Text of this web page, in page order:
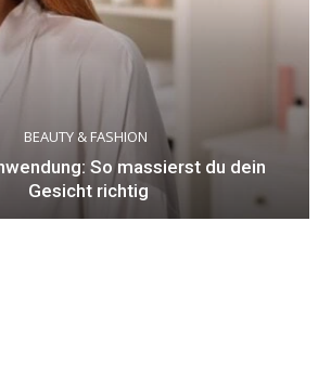
BEAUTY & FASHION
So massierst du dein
Gesicht richtig